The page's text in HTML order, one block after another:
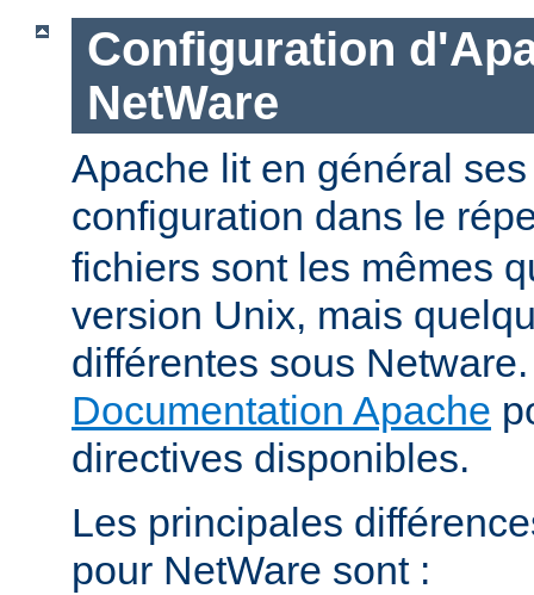
Configuration
NetWare
Apache lit en général
configuration dans le
fichiers sont les mêmes
version Unix, mais
différentes sous
Documentation Apache
directives disponibles.
Les principales
pour NetWare sont :